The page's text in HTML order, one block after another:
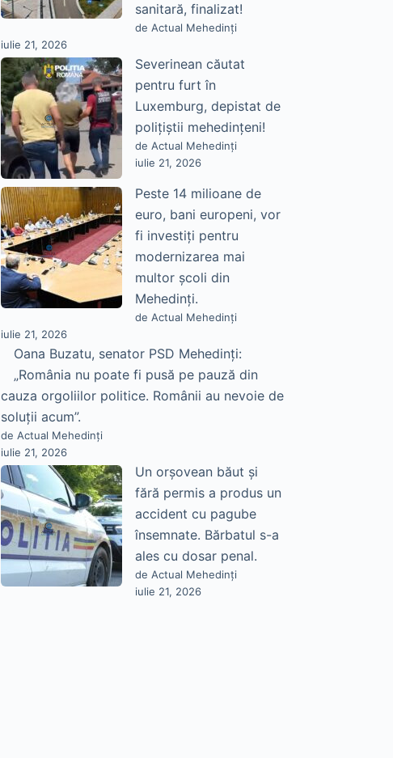
sanitară, finalizat!
de Actual Mehedinți
iulie 21, 2026
Severinean căutat
pentru furt în
Luxemburg, depistat de
polițiștii mehedințeni!
de Actual Mehedinți
iulie 21, 2026
Peste 14 milioane de
euro, bani europeni, vor
fi investiți pentru
modernizarea mai
multor școli din
Mehedinți.
de Actual Mehedinți
iulie 21, 2026
Oana Buzatu, senator PSD Mehedinți:
„România nu poate fi pusă pe pauză din
cauza orgoliilor politice. Românii au nevoie de
soluții acum”.
de Actual Mehedinți
iulie 21, 2026
Un orșovean băut și
fără permis a produs un
accident cu pagube
însemnate. Bărbatul s-a
ales cu dosar penal.
de Actual Mehedinți
iulie 21, 2026